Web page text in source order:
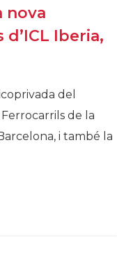
nova
Iberia,
del
de la
i també la